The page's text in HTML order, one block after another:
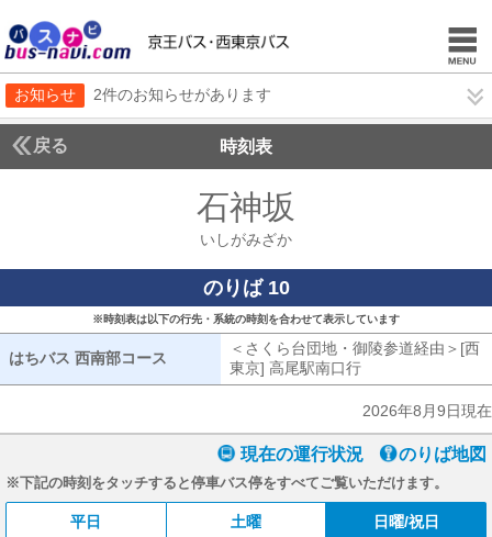
お知らせ 2件のお知らせがあります
戻る 時刻表
石神坂
いしがみざか
のりば 10
※時刻表は以下の行先・系統の時刻を合わせて表示しています
はちバス 西南部コース はちバス 西南部コース
＜さくら台団地・御陵参道経由＞[西
東京] 高尾駅南口行
2026年8月9日現在
現在の運行状況 のりば地図
※下記の時刻をタッチすると停車バス停をすべてご覧いただけます。
平日 土曜 日曜/祝日